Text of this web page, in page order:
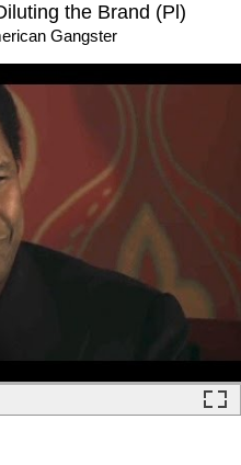
the Brand (Pl)
Gangster